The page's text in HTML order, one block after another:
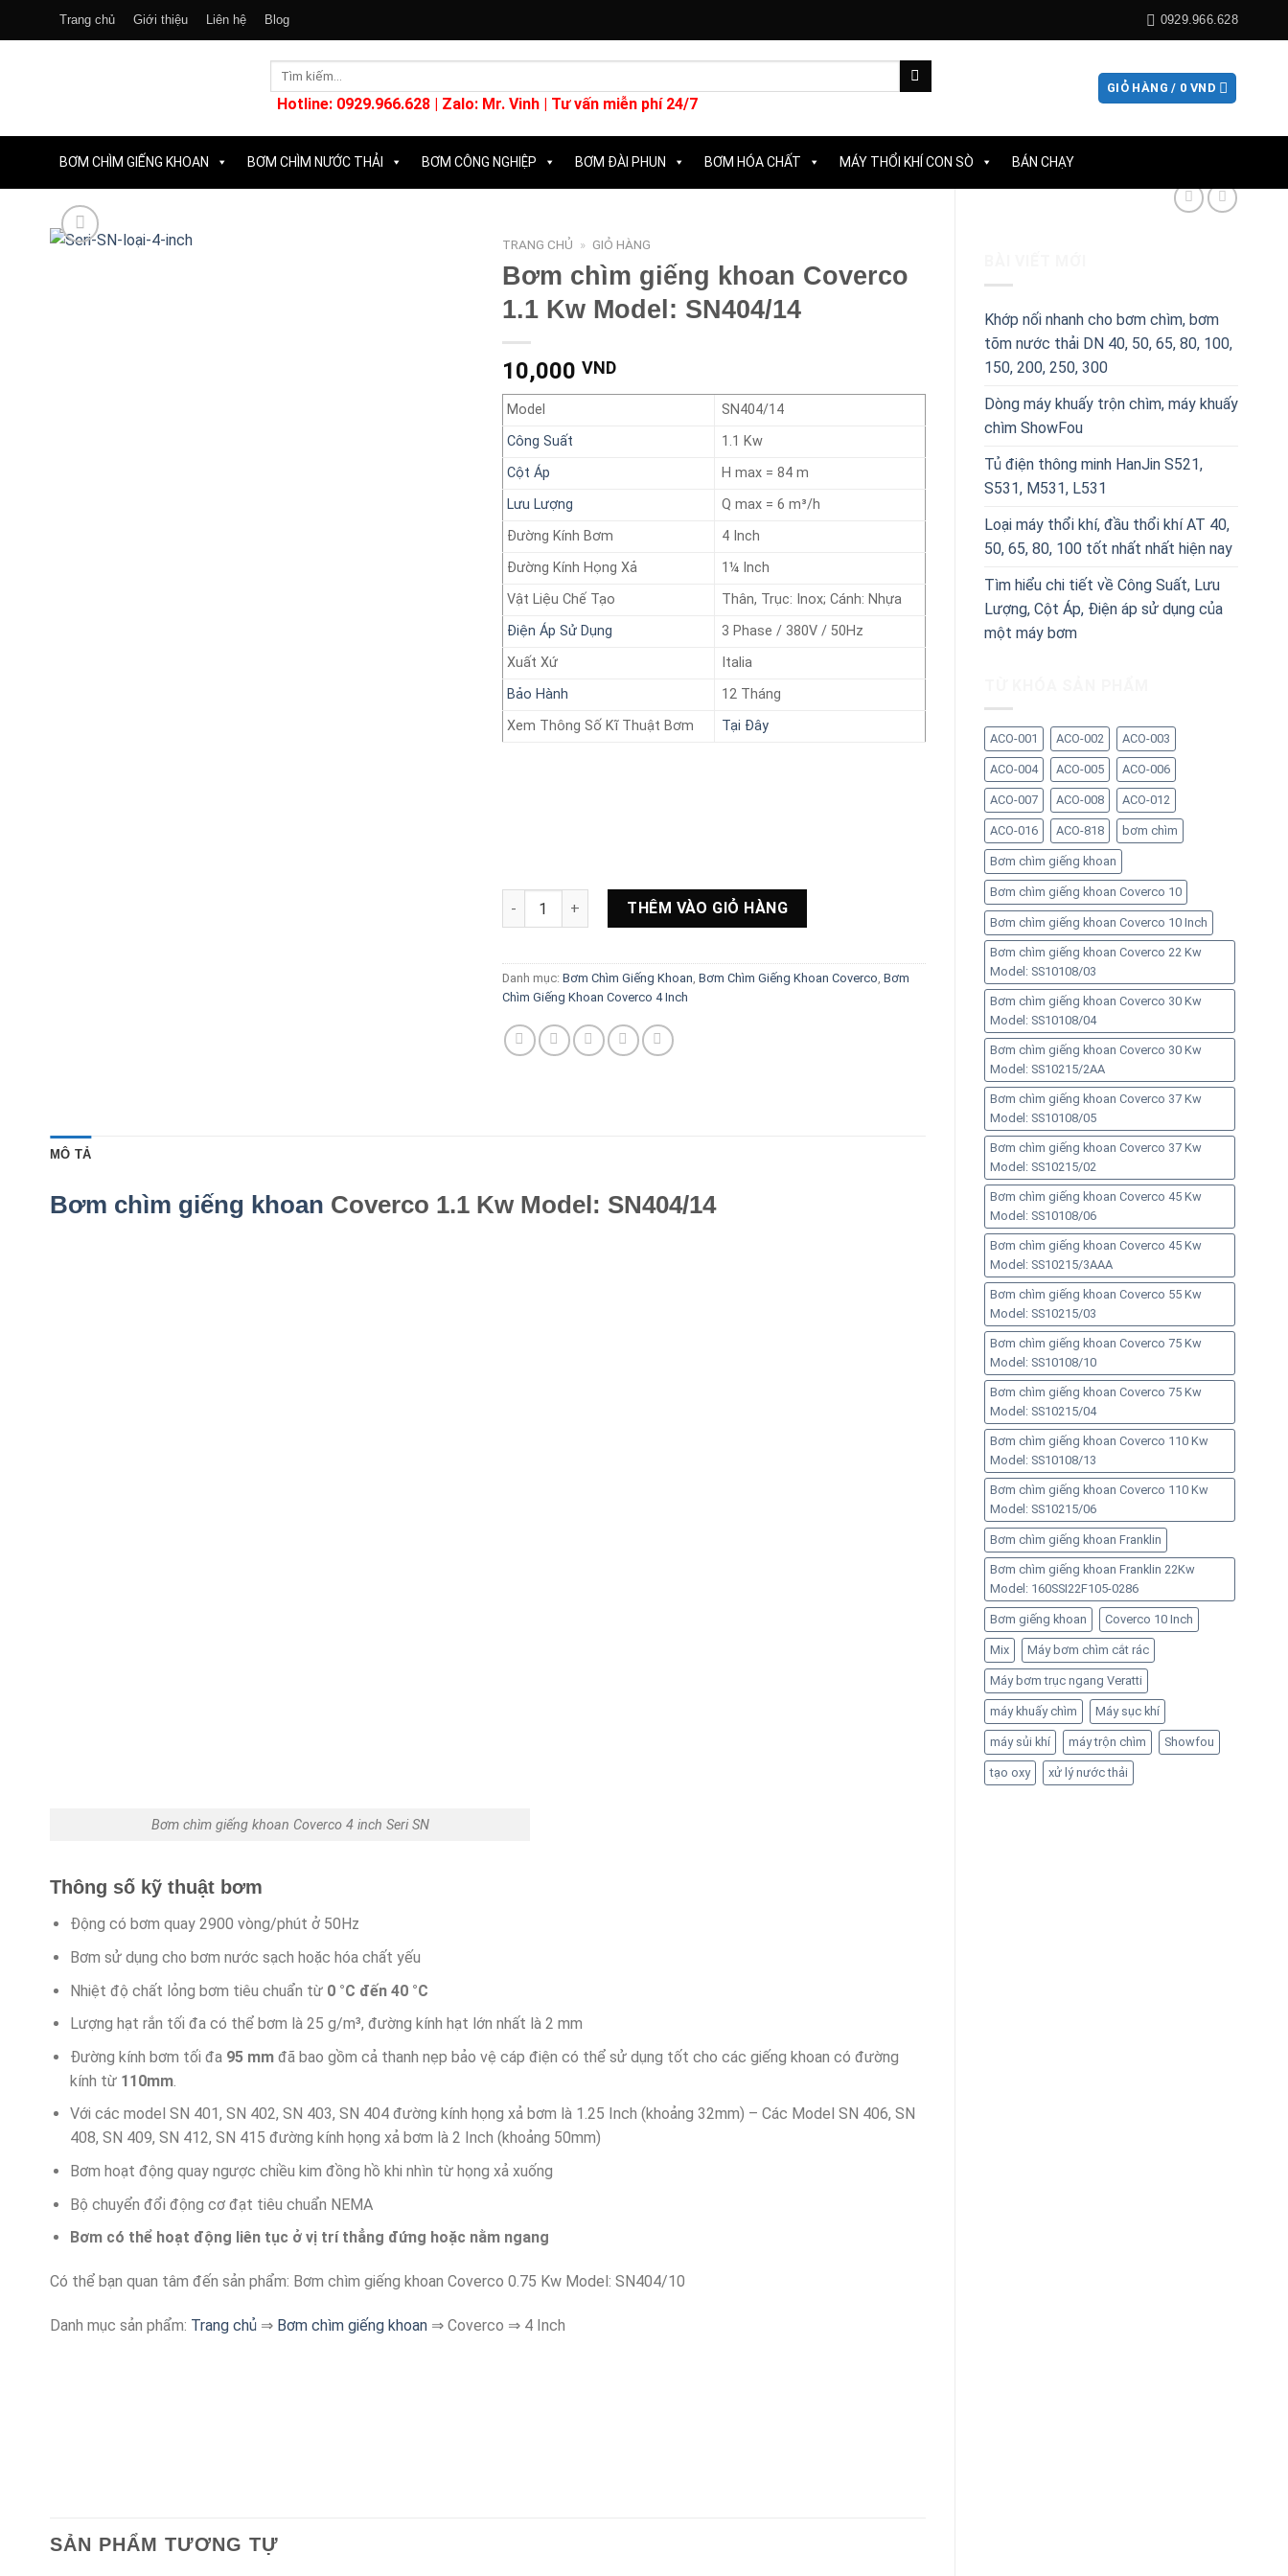
Trang chủ Giới thiệu Liên hệ Blog 0929.966.628
Tìm
Hotline: 0929.966.628 | Zalo: Mr. Vinh | Tư vấn miễn phí 24/7
GIỎ HÀNG / 0 VND
BƠM CHÌM GIẾNG KHOAN BƠM CHÌM NƯỚC THẢI BƠM CÔNG NGHIỆP BƠM ĐÀI PHUN BƠM HÓA CHẤT MÁY THỔI KHÍ CON SÒ BÁN CHẠY
Khớp nối nhanh cho bơm chìm, bơm
tõm nước thải DN 40, 50, 65, 80, 100,
150, 200, 250, 300
Dòng máy khuấy trộn chìm, máy khuấy
chìm ShowFou
Tủ điện thông minh HanJin S521,
S531, M531, L531
Loại máy thổi khí, đầu thổi khí AT 40,
50, 65, 80, 100 tốt nhất nhất hiện nay
Tìm hiểu chi tiết về Công Suất, Lưu
Lượng, Cột Áp, Điện áp sử dụng của
một máy bơm
ACO-001 ACO-002 ACO-003
ACO-004 ACO-005 ACO-006
ACO-007 ACO-008 ACO-012
ACO-016 ACO-818 bơm chìm
Bơm chìm giếng khoan
Bơm chìm giếng khoan Coverco 10
Bơm chìm giếng khoan Coverco 10 Inch
Bơm chìm giếng khoan Coverco 22 Kw
Model: SS10108/03
Bơm chìm giếng khoan Coverco 30 Kw
Model: SS10108/04
Bơm chìm giếng khoan Coverco 30 Kw
Model: SS10215/2AA
Bơm chìm giếng khoan Coverco 37 Kw
Model: SS10108/05
Bơm chìm giếng khoan Coverco 37 Kw
Model: SS10215/02
Bơm chìm giếng khoan Coverco 45 Kw
Model: SS10108/06
Bơm chìm giếng khoan Coverco 45 Kw
Model: SS10215/3AAA
Bơm chìm giếng khoan Coverco 55 Kw
Model: SS10215/03
Bơm chìm giếng khoan Coverco 75 Kw
Model: SS10108/10
Bơm chìm giếng khoan Coverco 75 Kw
Model: SS10215/04
Bơm chìm giếng khoan Coverco 110 Kw
Model: SS10108/13
Bơm chìm giếng khoan Coverco 110 Kw
Model: SS10215/06
Bơm chìm giếng khoan Franklin
Bơm chìm giếng khoan Franklin 22Kw
Model: 160SSI22F105-0286
Bơm giếng khoan Coverco 10 Inch
Mix Máy bơm chìm cắt rác
Máy bơm trục ngang Veratti
máy khuấy chìm Máy sục khí
máy sủi khí máy trộn chìm Showfou
tạo oxy xử lý nước thải
TRANG CHỦ » GIỎ HÀNG
Bơm chìm giếng khoan Coverco
1.1 Kw Model: SN404/14
10,000 VND
Model
SN404/14
Công Suất
1.1 Kw
Cột Áp
H max = 84 m
Lưu Lượng
Q max = 6 m³/h
Đường Kính Bơm
4 Inch
Đường Kính Họng Xả
1¼ Inch
Vật Liệu Chế Tạo
Thân, Trục: Inox; Cánh: Nhựa
Điện Áp Sử Dụng
3 Phase / 380V / 50Hz
Xuất Xứ
Italia
Bảo Hành
12 Tháng
Xem Thông Số Kĩ Thuật Bơm
Tại Đây
Bơm chìm giếng khoan Coverco 1.1 Kw Model: SN404/14 số lượng
THÊM VÀO GIỎ HÀNG
Danh mục: Bơm Chìm Giếng Khoan, Bơm Chìm Giếng Khoan Coverco, Bơm
Chìm Giếng Khoan Coverco 4 Inch
MÔ TẢ
Bơm chìm giếng khoan Coverco 1.1 Kw Model: SN404/14
Bơm chìm giếng khoan Coverco 4 inch Seri SN
Thông số kỹ thuật bơm
Động có bơm quay 2900 vòng/phút ở 50Hz
Bơm sử dụng cho bơm nước sạch hoặc hóa chất yếu
Nhiệt độ chất lỏng bơm tiêu chuẩn từ 0 °C đến 40 °C
Lượng hạt rắn tối đa có thể bơm là 25 g/m³, đường kính hạt lớn nhất là 2 mm
Đường kính bơm tối đa 95 mmđã bao gồm cả thanh nẹp bảo vệ cáp điện có thể sử dụng tốt cho các giếng khoan có đường
kính từ 110mm.
Với các model SN 401, SN 402, SN 403, SN 404 đường kính họng xả bơm là 1.25 Inch (khoảng 32mm) – Các Model SN 406, SN
408, SN 409, SN 412, SN 415 đường kính họng xả bơm là 2 Inch (khoảng 50mm)
Bơm hoạt động quay ngược chiều kim đồng hồ khi nhìn từ họng xả xuống
Bộ chuyển đổi động cơ đạt tiêu chuẩn NEMA
Bơm có thể hoạt động liên tục ở vị trí thẳng đứng hoặc nằm ngang
Có thể bạn quan tâm đến sản phẩm: Bơm chìm giếng khoan Coverco 0.75 Kw Model: SN404/10
Danh mục sản phẩm: Trang chủ ⇒ Bơm chìm giếng khoan ⇒ Coverco ⇒ 4 Inch
SẢN PHẨM TƯƠNG TỰ